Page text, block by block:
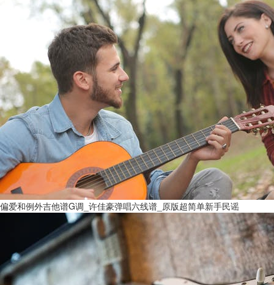
偏爱和例外吉他谱G调_许佳豪弹唱六线谱_原版超简单新手民谣